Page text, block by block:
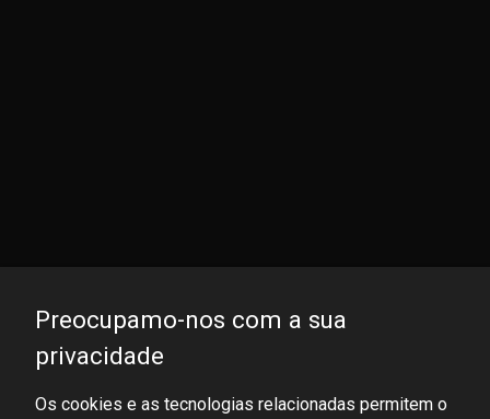
Preocupamo-nos com a sua
privacidade
Os cookies e as tecnologias relacionadas permitem o